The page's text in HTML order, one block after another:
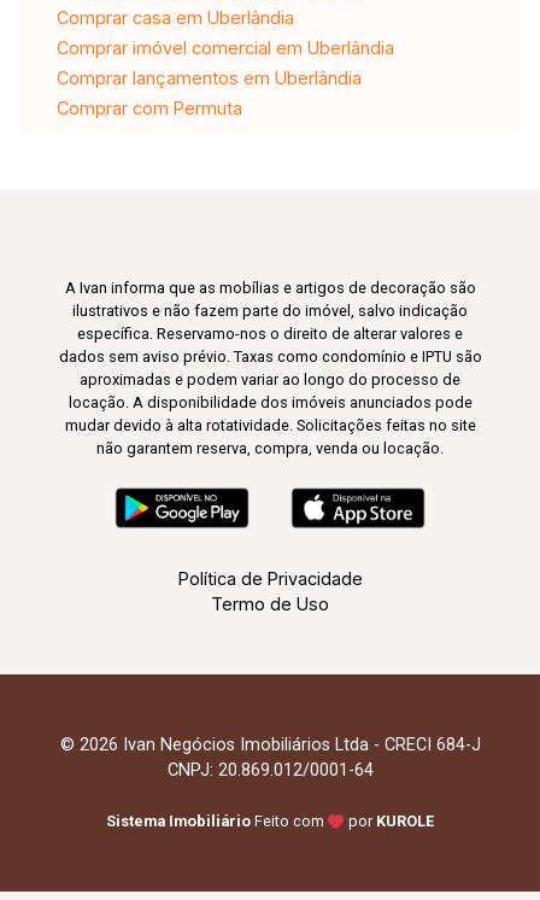
Comprar casa em Uberlândia
Comprar imóvel comercial em Uberlândia
Comprar lançamentos em Uberlândia
Comprar com Permuta
A Ivan informa que as mobílias e artigos de decoração são
ilustrativos e não fazem parte do imóvel, salvo indicação
específica. Reservamo-nos o direito de alterar valores e
dados sem aviso prévio. Taxas como condomínio e IPTU são
aproximadas e podem variar ao longo do processo de
locação. A disponibilidade dos imóveis anunciados pode
mudar devido à alta rotatividade. Solicitações feitas no site
não garantem reserva, compra, venda ou locação.
Política de Privacidade
Termo de Uso
© 2026 Ivan Negócios Imobiliários Ltda - CRECI 684-J
CNPJ: 20.869.012/0001-64
Sistema Imobiliário Feito com por KUROLE